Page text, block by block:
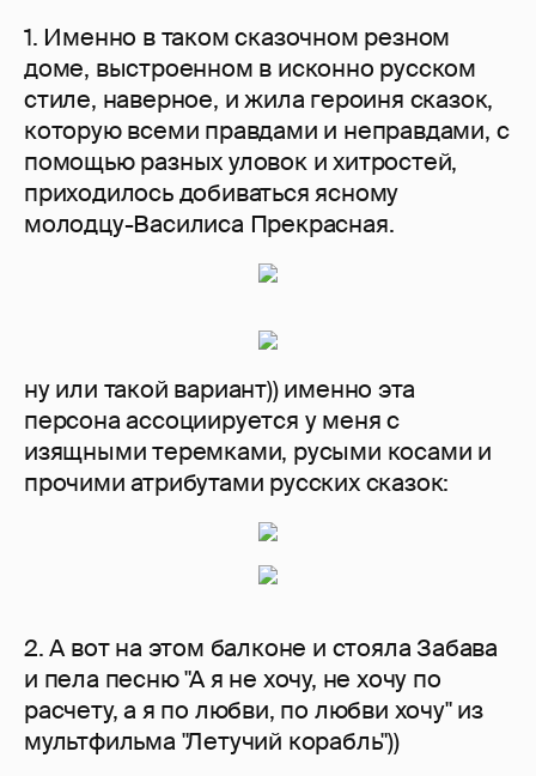
1. Именно в таком сказочном резном
доме, выстроенном в исконно русском
стиле, наверное, и жила героиня сказок,
которую всеми правдами и неправдами, с
помощью разных уловок и хитростей,
приходилось добиваться ясному
молодцу-Василиса Прекрасная.
ну или такой вариант)) именно эта
персона ассоциируется у меня с
изящными теремками, русыми косами и
прочими атрибутами русских сказок:
2. А вот на этом балконе и стояла Забава
и пела песню "А я не хочу, не хочу по
расчету, а я по любви, по любви хочу" из
мультфильма "Летучий корабль"))